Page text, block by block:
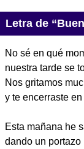
Letra de
No sé en qué
nuestra tarde se
Nos gritamos
y te encerraste
Esta mañana he
dando un portazo